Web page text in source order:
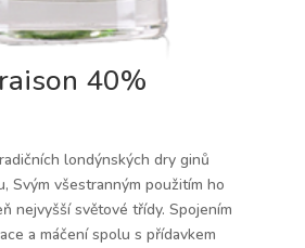
40%
londýnských dry ginů
Svým všestranným použitím ho
nejvyšší světové třídy. Spojením
a máčení spolu s přídavkem